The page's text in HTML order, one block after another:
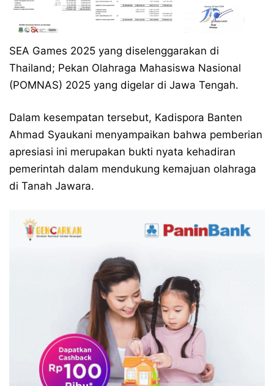
SEA Games 2025 yang diselenggarakan di
Thailand; Pekan Olahraga Mahasiswa Nasional
(POMNAS) 2025 yang digelar di Jawa Tengah.
Dalam kesempatan tersebut, Kadispora Banten
Ahmad Syaukani menyampaikan bahwa pemberian
apresiasi ini merupakan bukti nyata kehadiran
pemerintah dalam mendukung kemajuan olahraga
di Tanah Jawara.